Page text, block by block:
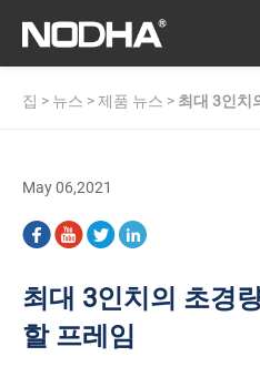
집 > 뉴스 >제품 뉴스 > 최대 3인치
May 06,2021
최대 3인치의 초경
할 프레임